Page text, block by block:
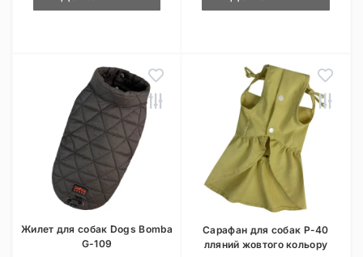
Жилет для собак Dogs Bomba
G-109
Сарафан для собак P-40
лляний жовтого кольору